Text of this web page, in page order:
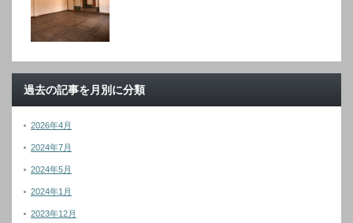
過去の記事を月別に分類
2026年4月
2024年7月
2024年5月
2024年1月
2023年12月